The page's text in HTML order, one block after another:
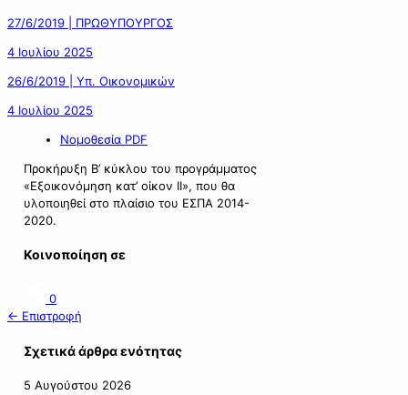
27/6/2019 | ΠΡΩΘΥΠΟΥΡΓΟΣ
4 Ιουλίου 2025
26/6/2019 | Υπ. Οικονομικών
4 Ιουλίου 2025
Νομοθεσία PDF
Προκήρυξη Β’ κύκλου του προγράμματος
«Εξοικονόμηση κατ’ οίκον II», που θα
υλοποιηθεί στο πλαίσιο του ΕΣΠΑ 2014-
2020.
Κοινοποίηση σε
0
← Επιστροφή
Σχετικά άρθρα ενότητας
5 Αυγούστου 2026